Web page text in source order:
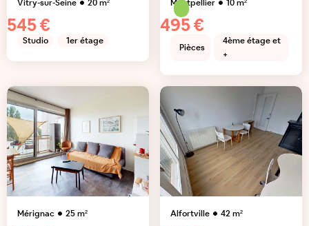
Vitry-sur-Seine 20m²
545 €
Studio 1er étage
Montpellier 10m²
495 €
Pièces
4ème étage et
+
Mérignac 25m² Alfortville 42m²